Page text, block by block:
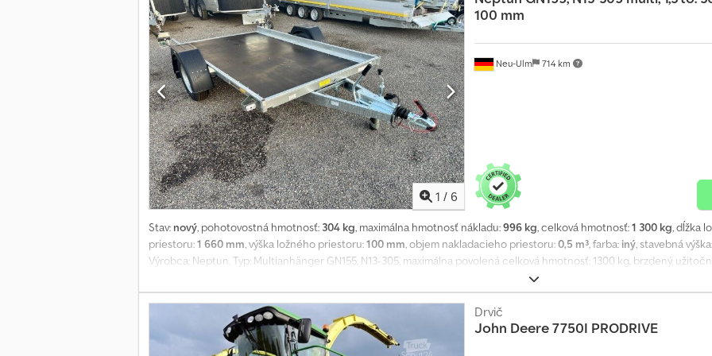
1 / 6
Neu-Ulm 714 km
100 mm
Stav: nový, pohotovostná hmotnosť: 304 kg, maximálna hmotnosť nákladu:996 kg, celková hmotnosť:1 300 kg, dĺžka
priestoru:1 660 mm, výška ložného priestoru:100 mm, objem nakladacieho priestoru:0,5 m³, farba: iný, stavebná
Výrobca: Neptun, Typ: Multianhänger GN155, N13-305, maximálna povolená celková hmotnosť: 1300 kg, brzdený,
kg, rozmery ložnej plochy: 3050 x 1660 x 100 mm, pneumatiky: 185 R14C, výška ložnej plochy: 450 mm, ložná plocha s
pevnosť vďaka plne zváranému rámu, za studena ohýbaným bočným panelom U-profilového rámu a 5 priečnym
nakladanie a vykladanie. - Zosilnená oj, nezávislé zavesenie kolies a elastoméry nápravy zaisťujú bezpečné a stabilné
bokoch umiestnené zadné svetlá, takže pri nakláňaní je možné priamo naložiť prepravované vozidlo bez použitia
Nasledujúce možnosti sú k dispozícii: - Trojstranné bočnice, výška: 20 cm, vyrobené z plechu hrúbky 1,5 mm a žiarovo
Drvič
John Deere7750I PRODRIVE